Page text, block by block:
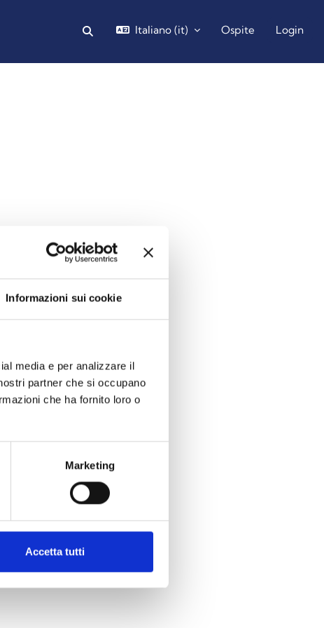
Informazioni sui cookie
media e per analizzare il
partner che si occupano
che ha fornito loro o
Marketing
Accetta tutti
Attiva/disattiva input di ricerca
Italiano ‎(it)‎ Ospite Login